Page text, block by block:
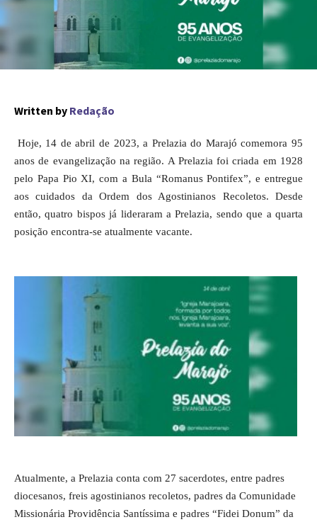
Written by Redação
Hoje, 14 de abril de 2023, a Prelazia do Marajó comemora 95
anos de evangelização na região. A Prelazia foi criada em 1928
pelo Papa Pio XI, com a Bula “Romanus Pontifex”, e entregue
aos cuidados da Ordem dos Agostinianos Recoletos. Desde
então, quatro bispos já lideraram a Prelazia, sendo que a quarta
posição encontra-se atualmente vacante.
Atualmente, a Prelazia conta com 27 sacerdotes, entre padres
diocesanos, freis agostinianos recoletos, padres da Comunidade
Missionária Providência Santíssima e padres “Fidei Donum” da